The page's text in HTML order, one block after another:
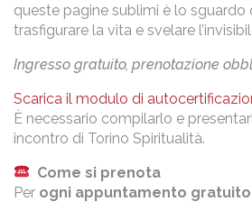
queste pagine sublimi è lo sguardo
trasfigurare la vita e svelare
Ingresso gratuito, prenotazione
Scarica il modulo di
È necessario compilarlo e
incontro di Torino Spiritualità.
Come si prenota
Per ogni appuntamento gratuito